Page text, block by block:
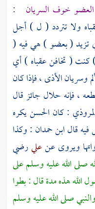
خوف السريان
:
ولا تتردد ( ل ) أجل
تزيد ( بعضو ) هي فيه (
كنت ( تخافن عقباه ) أي
وسريان الأذى ، فإذا كان
، فإنه حلال جائز قال
: كان الحسنيكره
قالابن حمدان : وكذا
ويروى عنعليرضي
الله عليه وسلم على
الله هذه مدة قال : بطوا
صلى الله عليه وسلم